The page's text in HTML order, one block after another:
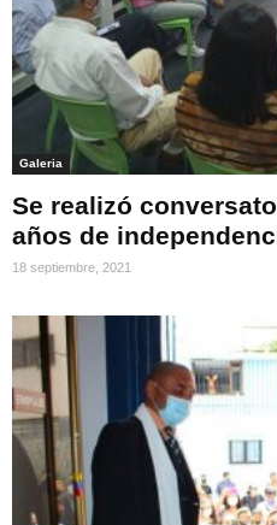
Galeria
Se realizó
años de
18 septiembre, 2021